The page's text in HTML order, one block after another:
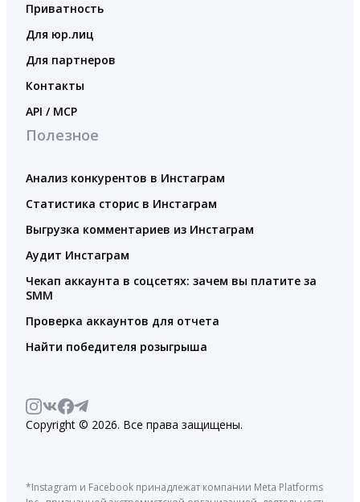
Приватность
Для юр.лиц
Для партнеров
Контакты
API / MCP
Полезное
Анализ конкурентов в Инстаграм
Статистика сторис в Инстаграм
Выгрузка комментариев из Инстаграм
Аудит Инстаграм
Чекап аккаунта в соцсетях: зачем вы платите за
SMM
Проверка аккаунтов для отчета
Найти победителя розыгрыша
Copyright © 2026. Все права защищены.
*Instagram и Facebook принадлежат компании Meta Platforms